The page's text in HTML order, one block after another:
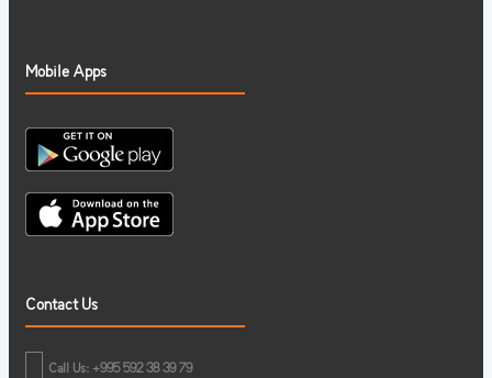
Mobile Apps
Contact Us
Call Us: +995 592 38 39 79